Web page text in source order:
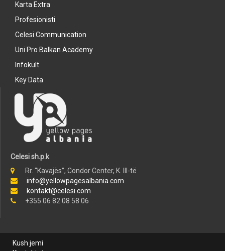
Karta Extra
Profesionisti
Celesi Communication
Uni Pro Balkan Academy
Infokult
Key Data
Celesi sh.p.k
Rr. “Kavajës”, Condor Center, K. III-të
info@yellowpagesalbania.com
kontakt@celesi.com
+355 06 82 08 58 06
Kush jemi